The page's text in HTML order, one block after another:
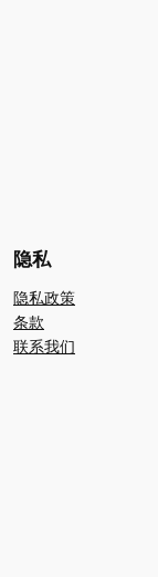
隐私
隐私政策
条款
联系我们